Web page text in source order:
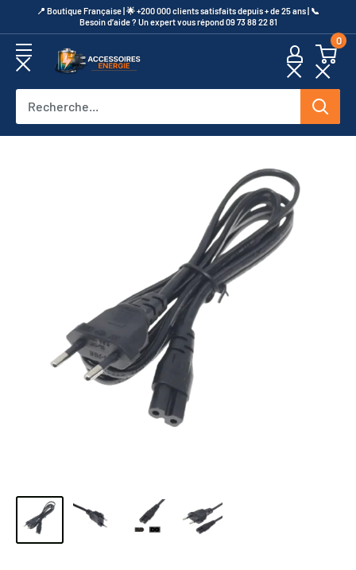
au
contenu
​📍​ Boutique Française | 🌟 +200 000 clients satisfaits depuis + de 25 ans | 📞​
Besoin d’aide ? Un expert vous répond 09 73 88 22 81
Accessoires
0